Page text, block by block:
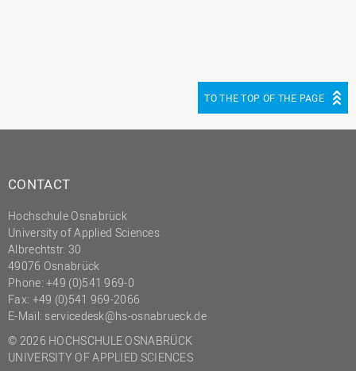
TO THE TOP OF THE PAGE
CONTACT
Hochschule Osnabrück
University of Applied Sciences
Albrechtstr. 30
49076 Osnabrück
Phone: +49 (0)541 969-0
Fax: +49 (0)541 969-2066
E-Mail: servicedesk@hs-osnabrueck.de
© 2026 HOCHSCHULE OSNABRÜCK
UNIVERSITY OF APPLIED SCIENCES